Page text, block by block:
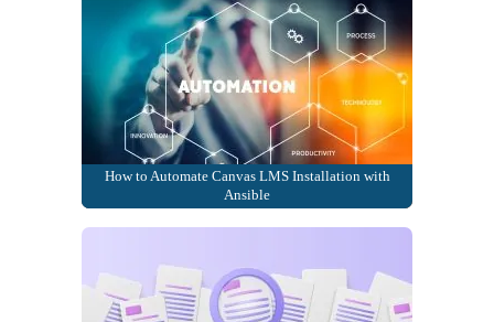
How to Automate Canvas LMS Installation with
Ansible